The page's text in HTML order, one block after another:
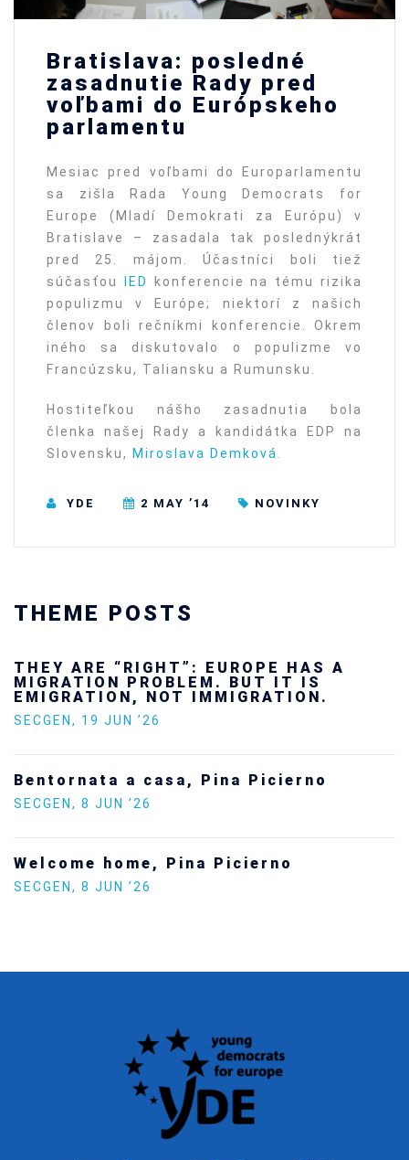
Bratislava: posledné
zasadnutie Rady pred
voľbami do Európskeho
parlamentu
Mesiac pred voľbami do Europarlamentu
sa zišla Rada Young Democrats for
Europe (Mladí Demokrati za Európu) v
Bratislave – zasadala tak poslednýkrát
pred 25. májom. Účastníci boli tiež
súčasťou
IED
konferencie na tému rizika
populizmu v Európe; niektorí z našich
členov boli rečníkmi konferencie. Okrem
iného sa diskutovalo o populizme vo
Francúzsku, Taliansku a Rumunsku.
Hostiteľkou nášho zasadnutia bola
členka našej Rady a kandidátka EDP na
Slovensku,
Miroslava Demková.
YDE 2 MAY ’14 NOVINKY
THEME POSTS
THEY ARE “RIGHT”: EUROPE HAS A
MIGRATION PROBLEM. BUT IT IS
EMIGRATION, NOT IMMIGRATION.
SECGEN , 19 JUN ’26
Bentornata a casa, Pina Picierno
SECGEN , 8 JUN ’26
Welcome home, Pina Picierno
SECGEN , 8 JUN ’26